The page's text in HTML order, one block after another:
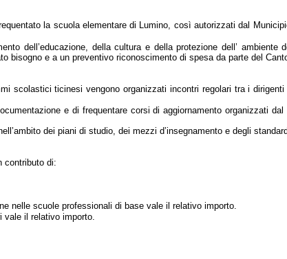
la scuola elementare di Lumino, così autorizzati dal
dell’educazione, della cultura e della protezione dell’ ambiente
bisogno e a un preventivo riconoscimento di spesa da parte del
scolastici ticinesi vengono organizzati incontri regolari tra i
e di frequentare corsi di aggiornamento organizzati dal
dei piani di studio, dei mezzi d’insegnamento e degli
contributo di:
nelle scuole professionali di base vale il relativo importo.
il relativo importo.